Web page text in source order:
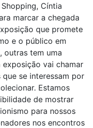
Cíntia
marcar a chegada
que promete
e o público em
outras tem uma
vai chamar
se interessam por
Estamos
de mostrar
para nossos
nos encontros